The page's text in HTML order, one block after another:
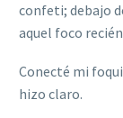
confeti; debajo
aquel foco
Conecté mi
hizo claro.